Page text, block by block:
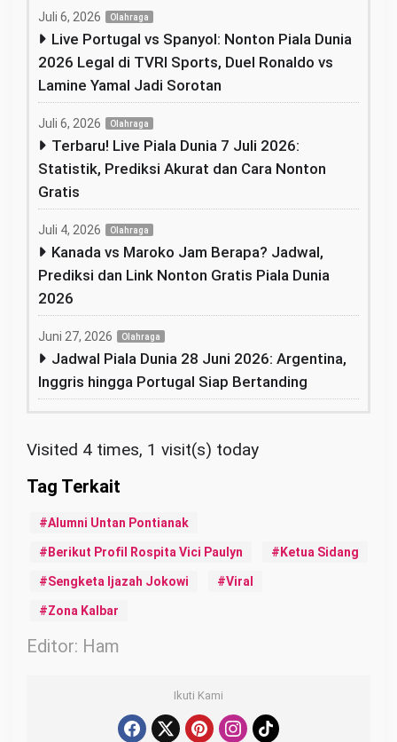
Juli 6, 2026 Olahraga
Live Portugal vs Spanyol: Nonton Piala Dunia
2026 Legal di TVRI Sports, Duel Ronaldo vs
Lamine Yamal Jadi Sorotan
Juli 6, 2026 Olahraga
Terbaru! Live Piala Dunia 7 Juli 2026:
Statistik, Prediksi Akurat dan Cara Nonton
Gratis
Juli 4, 2026 Olahraga
Kanada vs Maroko Jam Berapa? Jadwal,
Prediksi dan Link Nonton Gratis Piala Dunia
2026
Juni 27, 2026 Olahraga
Jadwal Piala Dunia 28 Juni 2026: Argentina,
Inggris hingga Portugal Siap Bertanding
Visited 4 times, 1 visit(s) today
Alumni Untan Pontianak
Berikut Profil Rospita Vici Paulyn Ketua Sidang
Sengketa Ijazah Jokowi Viral
Zona Kalbar
Editor: Ham
Ikuti Kami